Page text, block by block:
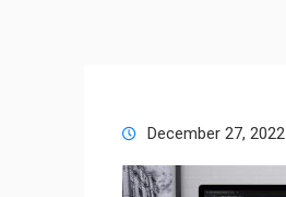
December 27, 2022